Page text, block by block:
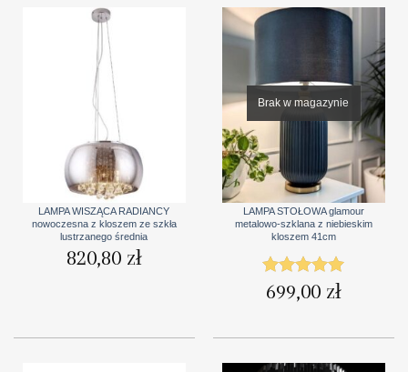
LAMPA WISZĄCA RADIANCY
nowoczesna z kloszem ze szkła
lustrzanego średnia
820,80 zł
Brak w magazynie
LAMPA STOŁOWA glamour
metalowo-szklana z niebieskim
kloszem 41cm
Oceniono5
na 5
699,00 zł